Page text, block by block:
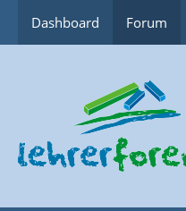
Dashboard Forum